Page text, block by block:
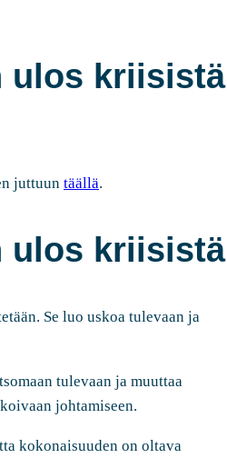
ulos kriisistä
juttuun täällä.
ulos kriisistä
Se luo uskoa tulevaan ja
tulevaan ja muuttaa
johtamiseen.
kokonaisuuden on oltava